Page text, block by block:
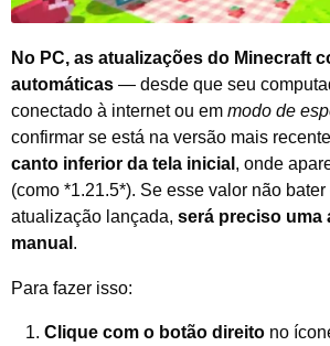
No PC, as atualizações do Minecraft
automáticas — desde que seu
conectado à internet ou em modo de
confirmar se está na versão mais
canto inferior da tela inicial , onde
(como *1.21.5*). Se esse valor não
atualização lançada, será preciso uma
manual .
Para fazer isso:
Clique com o botão direito no